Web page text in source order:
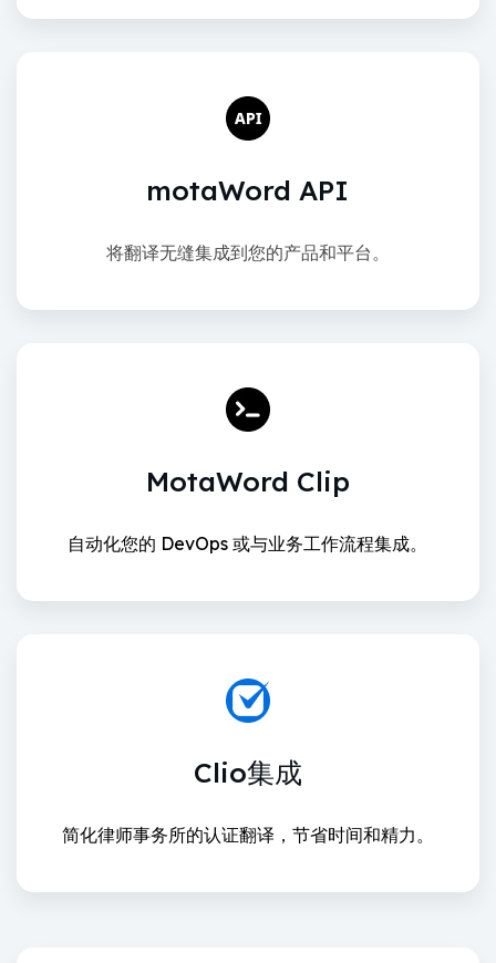
motaWord API
将翻译无缝集成到您的产品和平台。
MotaWord Clip
自动化您的 DevOps 或与业务工作流程集成。
Clio集成
简化律师事务所的认证翻译，节省时间和精力。